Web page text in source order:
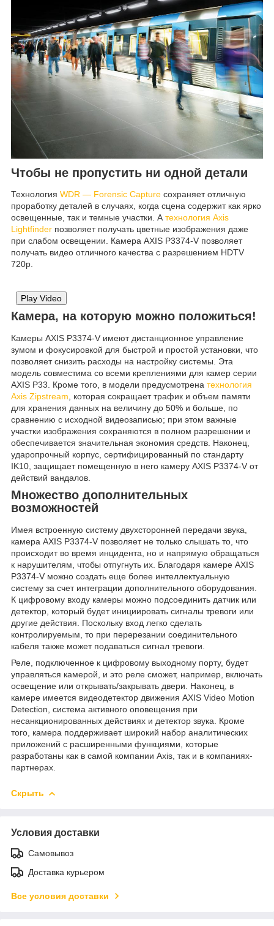
Чтобы не пропустить ни одной детали
Технология WDR — Forensic Capture сохраняет отличную
проработку деталей в случаях, когда сцена содержит как ярко
освещенные, так и темные участки. Атехнология Axis
Lightfinder позволяет получать цветные изображения даже
при слабом освещении. Камера AXIS P3374-V позволяет
получать видео отличного качества с разрешением HDTV
720p.
Play Video
Камера, на которую можно положиться!
Камеры AXIS P3374-V имеют дистанционное управление
зумом и фокусировкой для быстрой и простой установки, что
позволяет снизить расходы на настройку системы. Эта
модель совместима со всеми креплениями для камер серии
AXIS P33. Кроме того, в модели предусмотрена технология
Axis Zipstream , которая сокращает трафик и объем памяти
для хранения данных на величину до 50% и больше, по
сравнению с исходной видеозаписью; при этом важные
участки изображения сохраняются в полном разрешении и
обеспечивается значительная экономия средств. Наконец,
ударопрочный корпус, сертифицированный по стандарту
IK10, защищает помещенную в него камеру AXIS P3374-V от
действий вандалов.
Множество дополнительных
возможностей
Имея встроенную систему двухсторонней передачи звука,
камера AXIS P3374-V позволяет не только слышать то, что
происходит во время инцидента, но и напрямую обращаться
к нарушителям, чтобы отпугнуть их. Благодаря камере AXIS
P3374-V можно создать еще более интеллектуальную
систему за счет интеграции дополнительного оборудования.
К цифровому входу камеры можно подсоединить датчик или
детектор, который будет инициировать сигналы тревоги или
другие действия. Поскольку вход легко сделать
контролируемым, то при перерезании соединительного
кабеля также может подаваться сигнал тревоги.
Реле, подключенное к цифровому выходному порту, будет
управляться камерой, и это реле сможет, например, включать
освещение или открывать/закрывать двери. Наконец, в
камере имеется видеодетектор движения AXIS Video Motion
Detection, система активного оповещения при
несанкционированных действиях и детектор звука. Кроме
того, камера поддерживает широкий набор аналитических
приложений с расширенными функциями, которые
разработаны как в самой компании Axis, так и в компаниях-
партнерах.
Скрыть
Условия доставки
Самовывоз
Доставка курьером
Все условия доставки